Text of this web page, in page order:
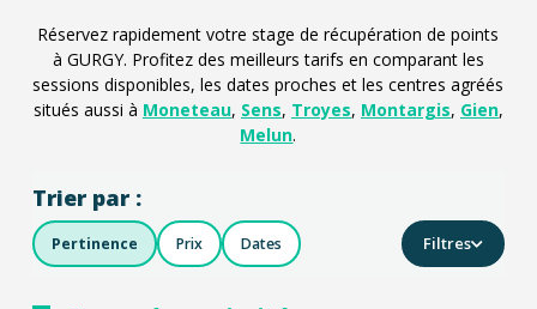
Réservez rapidement votre stage de récupération de points
à GURGY. Profitez des meilleurs tarifs en comparant les
sessions disponibles, les dates proches et les centres agréés
situés aussi à Moneteau, Sens, Troyes, Montargis, Gien,
Melun.
Trier par :
Pertinence Prix Dates Filtres